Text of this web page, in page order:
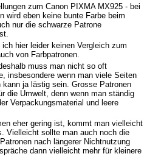
zum Canon PIXMA MX925 - bei
wird eben keine bunte Farbe beim
nur die schwarze Patrone
hier leider keinen Vergleich zum
von Farbpatronen.
muss man nicht so oft
insbesondere wenn man viele Seiten
ja lästig sein. Grosse Patronen
die Umwelt, denn wenn man ständig
Verpackungsmaterial und leere
eher gering ist, kommt man vielleicht
Vielleicht sollte man auch noch die
nach längerer Nichtnutzung
dann vielleicht mehr für kleinere